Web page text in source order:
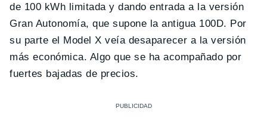
de 100 kWh limitada y dando entrada a la versión
Gran Autonomía, que supone la antigua 100D. Por
su parte el Model X veía desaparecer a la versión
más económica. Algo que se ha acompañado por
fuertes bajadas de precios.